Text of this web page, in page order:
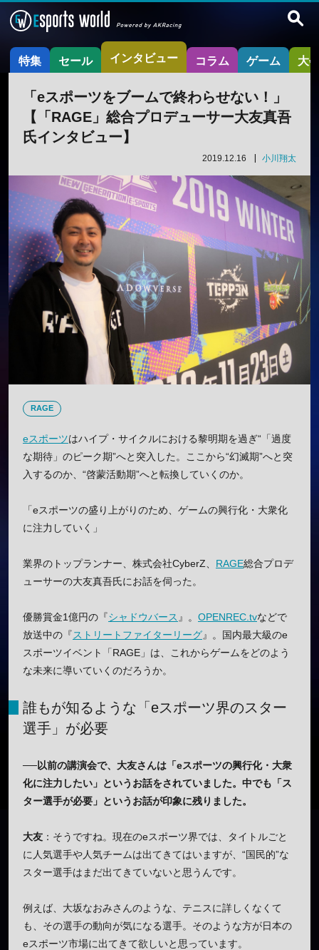
特集 セール インタビュー コラム ゲーム 大
「eスポーツをブームで終わらせない！」
【「RAGE」総合プロデューサー大友真吾
氏インタビュー】
2019.12.16 小川翔太
RAGE
eスポーツはハイプ・サイクルにおける黎明期を過ぎ“「過度
な期待」のピーク期”へと突入した。ここから“幻滅期”へと突
入するのか、“啓蒙活動期”へと転換していくのか。
「eスポーツの盛り上がりのため、ゲームの興行化・大衆化
に注力していく」
業界のトップランナー、株式会社CyberZ、 RAGE総合プロデ
ューサーの大友真吾氏にお話を伺った。
優勝賞金1億円の『シャドウバース 』。 OPENREC.tvなどで
放送中の『ストリートファイターリーグ』。国内最大級のe
スポーツイベント「RAGE」は、これからゲームをどのよう
な未来に導いていくのだろうか。
誰もが知るような「eスポーツ界のスター
選手」が必要
──以前の講演会で、大友さんは「eスポーツの興行化・大衆
化に注力したい」というお話をされていました。中でも「ス
ター選手が必要」というお話が印象に残りました。
大友 ：そうですね。現在のeスポーツ界では、タイトルごと
に人気選手や人気チームは出てきてはいますが、“国民的”な
スター選手はまだ出てきていないと思うんです。
例えば、大坂なおみさんのような、テニスに詳しくなくて
も、その選手の動向が気になる選手。そのような方が日本の
eスポーツ市場に出てきて欲しいと思っています。